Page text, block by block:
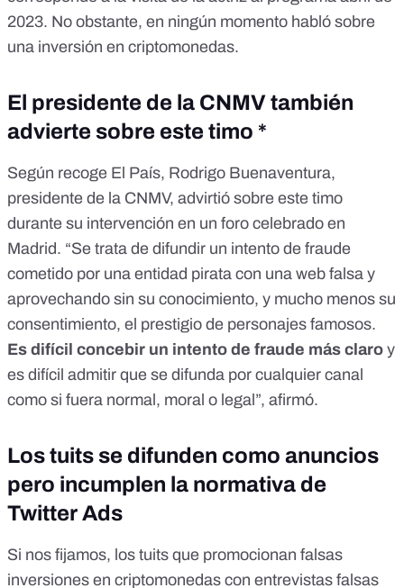
2023. No obstante, en ningún momento habló sobre
una inversión en criptomonedas.
El presidente de la CNMV también
advierte sobre este timo *
Según recoge El País, Rodrigo Buenaventura,
presidente de la CNMV, advirtió sobre este timo
durante su intervención en un foro celebrado en
Madrid. “Se trata de difundir un intento de fraude
cometido por una entidad pirata con una web falsa y
aprovechando sin su conocimiento, y mucho menos su
consentimiento, el prestigio de personajes famosos.
Es difícil concebir un intento de fraude más claro y
es difícil admitir que se difunda por cualquier canal
como si fuera normal, moral o legal”, afirmó.
Los tuits se difunden como anuncios
pero incumplen la normativa de
Twitter Ads
Si nos fijamos, los tuits que promocionan falsas
inversiones en criptomonedas con entrevistas falsas